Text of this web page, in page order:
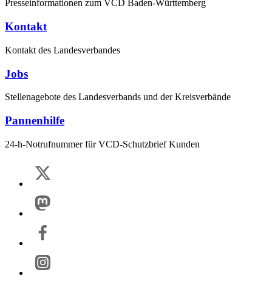
Presseinformationen zum VCD Baden-Württemberg
Kontakt
Kontakt des Landesverbandes
Jobs
Stellenagebote des Landesverbands und der Kreisverbände
Pannenhilfe
24-h-Notrufnummer für VCD-Schutzbrief Kunden